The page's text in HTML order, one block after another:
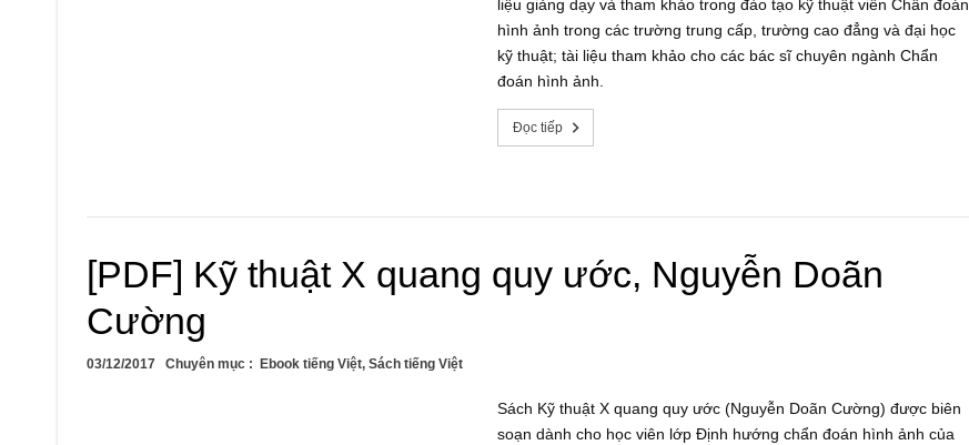
liệu giảng dạy và tham khảo trong đào tạo kỹ thuật viên Chẩn đoán
hình ảnh trong các trường trung cấp, trường cao đẳng và đại học
kỹ thuật; tài liệu tham khảo cho các bác sĩ chuyên ngành Chẩn
đoán hình ảnh.
Đọc tiếp
[PDF] Kỹ thuật X quang quy ước, Nguyễn Doãn
Cường
03/12/2017 Chuyên mục : Ebook tiếng Việt, Sách tiếng Việt
Sách Kỹ thuật X quang quy ước (Nguyễn Doãn Cường) được biên
soạn dành cho học viên lớp Định hướng chẩn đoán hình ảnh của